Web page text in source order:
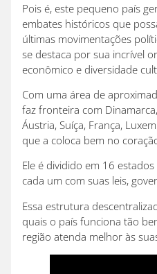
Pois é, este pequeno país
embates históricos que
últimas movimentações
se destaca por sua incrível
econômico e diversidade
Com uma área de
faz fronteira com
Áustria, Suíça, França,
que a coloca bem no
Ele é dividido em 16
cada um com suas leis,
Essa estrutura
quais o país funciona tão
região atenda melhor às